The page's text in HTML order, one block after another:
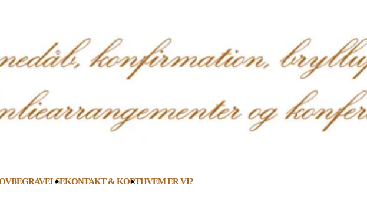
KONTAKT & KORTHVEM ER VI?